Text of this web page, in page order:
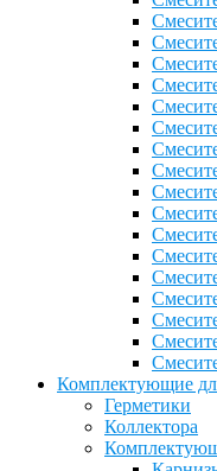
Комплектующие
Герметики
Коллектора